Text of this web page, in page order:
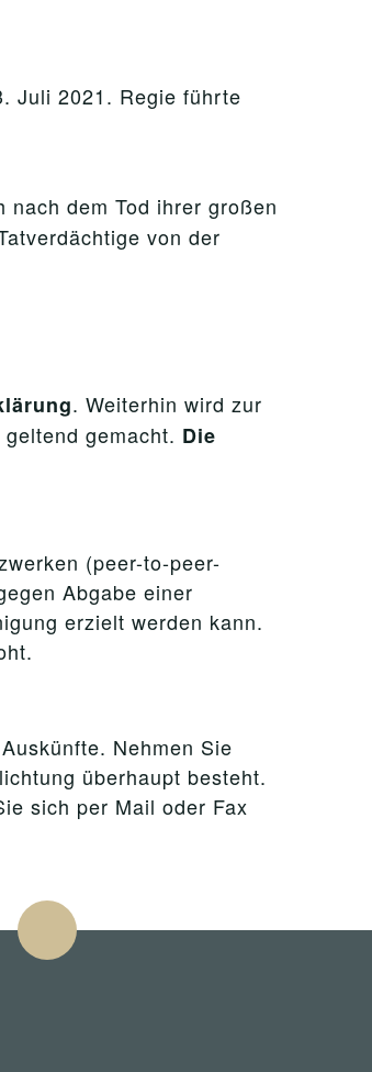
Juli 2021. Regie führte
dem Tod ihrer großen
von der
. Weiterhin wird zur
geltend gemacht. Die
(peer-to-peer-
Abgabe einer
erzielt werden kann.
Nehmen Sie
überhaupt besteht.
sich per Mail oder Fax